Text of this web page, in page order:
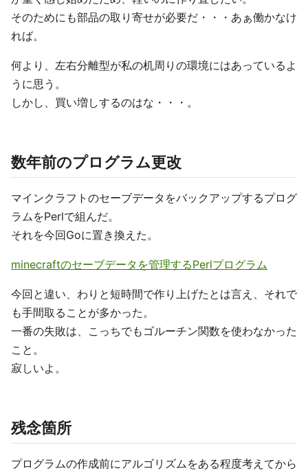
そのためにも部品の取り寄せが必要だ・・・あぁ働かなけ
れば。
何より、左右分離型が私の机周りの環境にはあっているよ
うに思う。
しかし、買い増しするのはな・・・。
数年前のプログラム更改
マインクラフトのセーブデータをバックアップするプログ
ラムをPerlで組んだ。
それを今回Goに置き換えた。
minecraftのセーブデータを管理するPerlプログラム
今回と違い、わりと短時間で作り上げたとは言え、それで
も手間取ることが多かった。
一番の失敗は、こっちでもゴルーチン関数を使わなかった
こと。
寂しいよ。
残念箇所
プログラムの作成前にアルゴリズムをある程度考えてから